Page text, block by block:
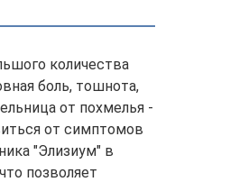
количества
боль, тошнота,
от похмелья -
от симптомов
"Элизиум" в
позволяет